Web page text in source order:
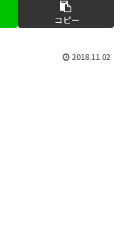
コピー
2018.11.02